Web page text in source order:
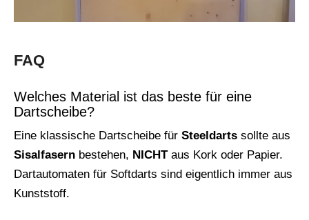
FAQ
Welches Material ist das beste für eine
Dartscheibe?
Eine klassische Dartscheibe für Steeldarts sollte aus
Sisalfasern bestehen, NICHTaus Kork oder Papier.
Dartautomaten für Softdarts sind eigentlich immer aus
Kunststoff.